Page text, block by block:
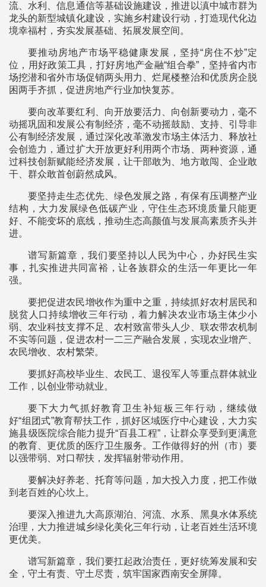
流、水利、信息通信等基础设施建设，推进以滇中城市群为
龙头的新型城镇化建设，实施乡村建设行动，打造现代化边
境幸福村，夯实发展基础、拓展发展空间。
要推动房地产市场平稳健康发展，坚持“房住不炒”定
位，用好政策工具，打好房地产金融“组合拳”，坚持省内市
场挖潜和省外市场促销两头用力、烂尾楼整治和优质房企脱
困两手齐抓，促进房地产行业加快复苏。
要向改革要红利、向开放要活力、向创新要动力，毫不
动摇巩固和发展公有制经济，毫不动摇鼓励、支持、引导非
公有制经济发展，通过深化改革激发市场主体活力、释放社
会创造力，通过扩大开放更好利用两个市场、两种资源，通
过科技创新赋能经济发展，让干部敢为、地方敢闯、企业敢
干、群众敢首创蔚然成风。
要坚持走生态优先、绿色发展之路，有保有压调整产业
结构，大力发展绿色低碳产业，守住生态环境质量只能更
好、不能变坏的底线，推动生态高颜值与发展高素质齐头并
进。
谱写新篇章，我们要坚持以人民为中心，办好民生实
事，扎实推进共同富裕，让各族群众的生活一年更比一年
强。
要把促进农民增收作为重中之重，持续抓好农村居民和
脱贫人口持续增收三年行动，着力解决农业市场主体少小
弱、农业科技支撑不足、农村致富带头人少、联农带农机制
不实等问题，促进农村一二三产融合发展，实现农业增产、
农民增收、农村繁荣。
要抓好高校毕业生、农民工、退役军人等重点群体就业
工作，以创业带动就业。
要下大力气抓好教育卫生补短板三年行动，继续做
好“组团式”教育帮扶工作，抓好区域医疗中心建设，大力实
施县级医院综合能力提升“百县工程”，让群众享受到更满意
的教育、更优质的医疗卫生服务。工作做得好的州（市）要
以强带弱、对口帮扶，发挥辐射带动作用。
要解决好养老、托育等问题，加大投入力度，把工作做
到老百姓的心坎上。
要深入推进九大高原湖泊、河流、水系、黑臭水体系统
治理，大力推进城乡绿化美化三年行动，让老百姓生活环境
更优美。
谱写新篇章，我们要扛起政治责任，更好统筹发展和安
全，守土有责、守土尽责，筑牢国家西南安全屏障。